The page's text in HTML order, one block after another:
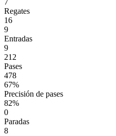
7
Regates
16
9
Entradas
9
212
Pases
478
67%
Precisión de pases
82%
0
Paradas
8